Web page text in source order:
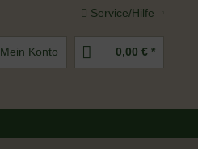
Service/Hilfe
Mein Konto 0,00 € *